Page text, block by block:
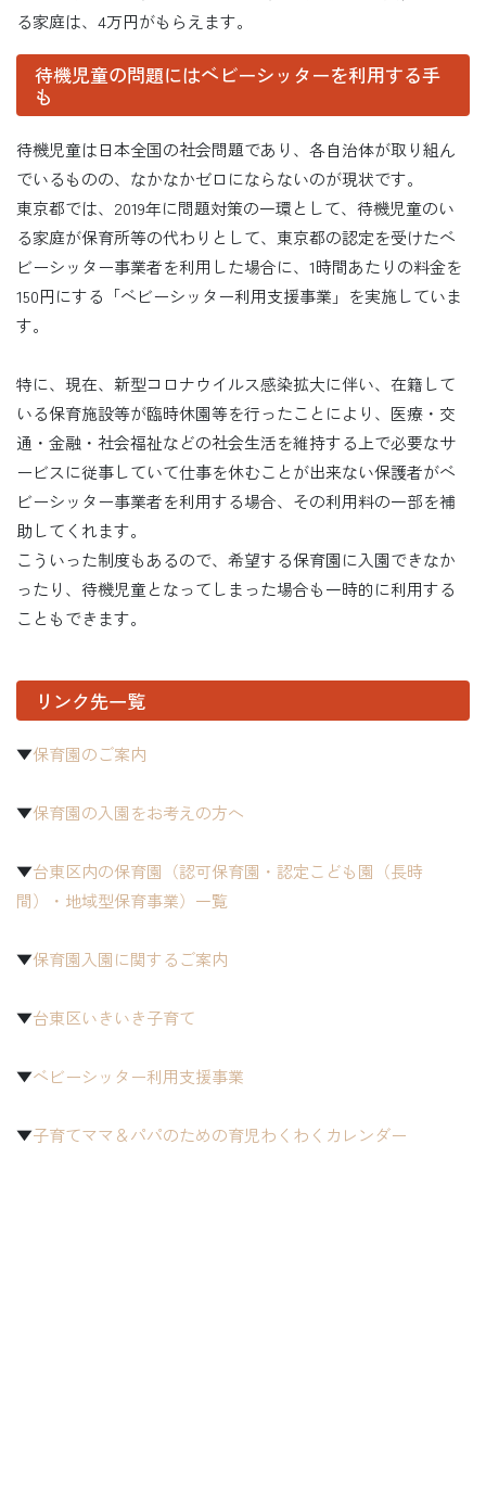
る家庭は、4万円がもらえます。
待機児童の問題にはベビーシッターを利用する手
も
待機児童は日本全国の社会問題であり、各自治体が取り組ん
でいるものの、なかなかゼロにならないのが現状です。
東京都では、2019年に問題対策の一環として、待機児童のい
る家庭が保育所等の代わりとして、東京都の認定を受けたベ
ビーシッター事業者を利用した場合に、1時間あたりの料金を
150円にする「ベビーシッター利用支援事業」を実施していま
す。
特に、現在、新型コロナウイルス感染拡大に伴い、在籍して
いる保育施設等が臨時休園等を行ったことにより、医療・交
通・金融・社会福祉などの社会生活を維持する上で必要なサ
ービスに従事していて仕事を休むことが出来ない保護者がベ
ビーシッター事業者を利用する場合、その利用料の一部を補
助してくれます。
こういった制度もあるので、希望する保育園に入園できなか
ったり、待機児童となってしまった場合も一時的に利用する
こともできます。
リンク先一覧
▼保育園のご案内
▼保育園の入園をお考えの方へ
▼台東区内の保育園（認可保育園・認定こども園（長時
間）・地域型保育事業）一覧
▼保育園入園に関するご案内
▼台東区いきいき子育て
▼ベビーシッター利用支援事業
▼子育てママ＆パパのための育児わくわくカレンダー